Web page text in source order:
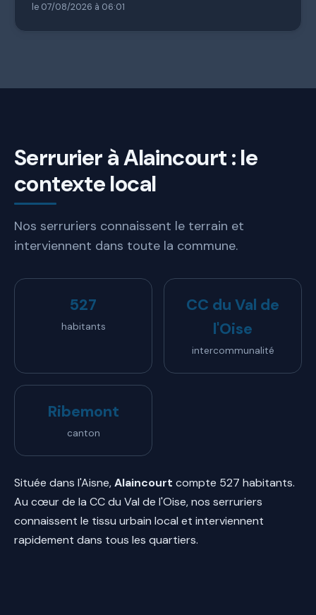
le 07/08/2026 à 06:01
Serrurier à Alaincourt : le
contexte local
Nos serruriers connaissent le terrain et
interviennent dans toute la commune.
527
habitants
CC du Val de
l'Oise
intercommunalité
Ribemont
canton
Située dans l'Aisne,Alaincourt compte 527 habitants.
Au cœur de la CC du Val de l'Oise, nos serruriers
connaissent le tissu urbain local et interviennent
rapidement dans tous les quartiers.